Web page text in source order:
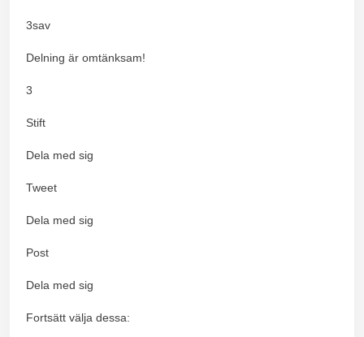
3sav
Delning är omtänksam!
3
Stift
Dela med sig
Tweet
Dela med sig
Post
Dela med sig
Fortsätt välja dessa: